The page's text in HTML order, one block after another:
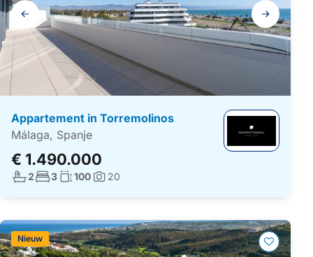
Galerij
navigatie
Appartement in Torremolinos
Málaga, Spanje
€ 1.490.000
Aantal badkamers:
2Aantal slaapkamers:
3Woonoppervlakte:
100Foto's:
20
Nieuw